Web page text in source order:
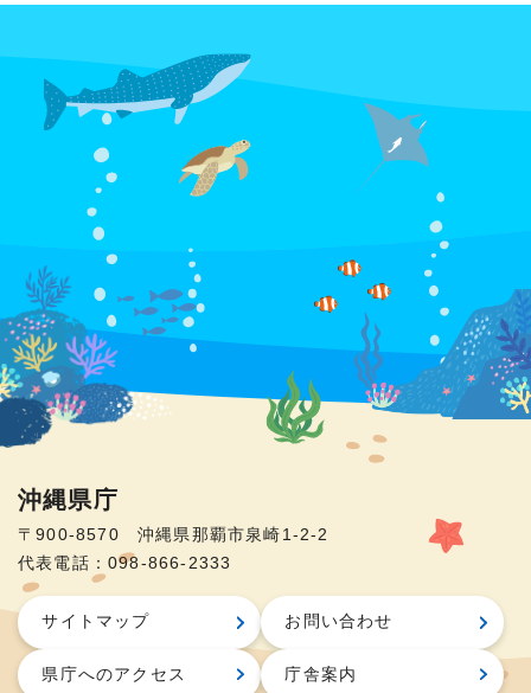
沖縄県庁
〒900-8570 沖縄県那覇市泉崎1-2-2
代表電話：098-866-2333
サイトマップ お問い合わせ
県庁へのアクセス 庁舎案内